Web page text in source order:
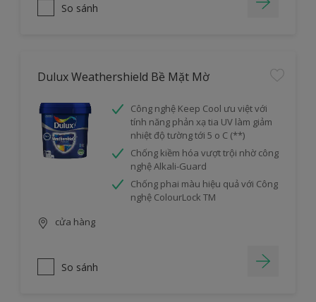
So sánh
Dulux Weathershield Bề Mặt Mờ
Công nghệ Keep Cool ưu việt với
tính năng phản xạ tia UV làm giảm
nhiệt độ tường tới 5 o C (**)
Chống kiềm hóa vượt trội nhờ công
nghệ Alkali-Guard
Chống phai màu hiệu quả với Công
nghệ ColourLock TM
cửa hàng
So sánh